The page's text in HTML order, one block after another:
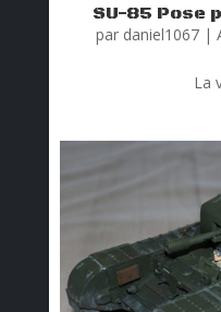
SU-85 Pose
par daniel1067|
La